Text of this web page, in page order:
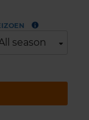
season